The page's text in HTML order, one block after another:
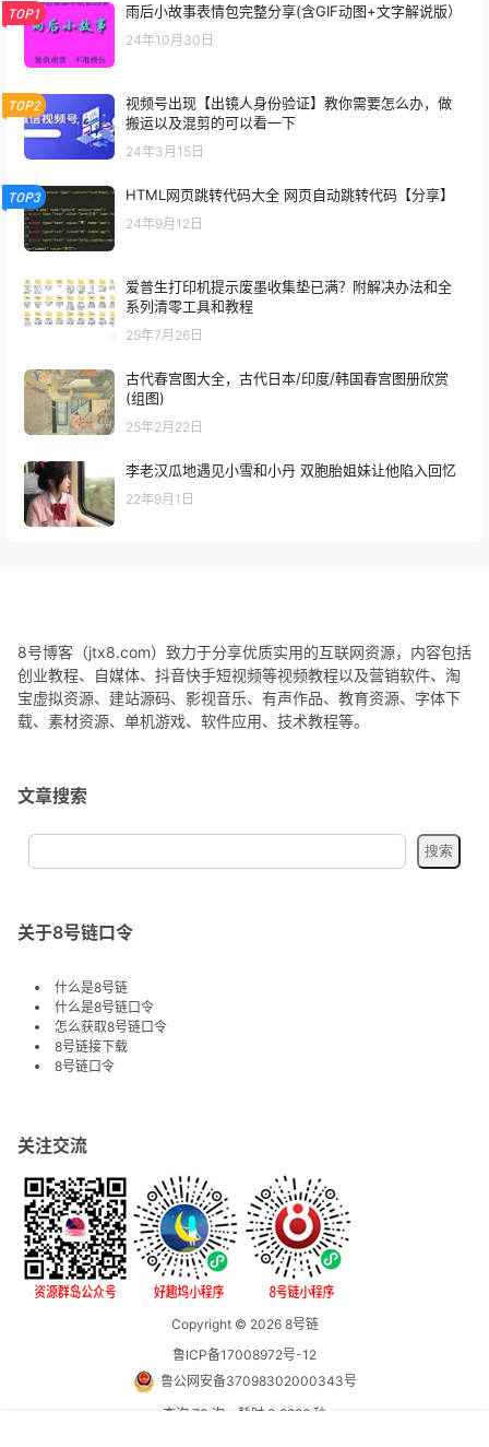
TOP1 雨后小故事表情包完整分享(含GIF动图+文字解说版）
24年10月30日
TOP2
视频号出现【出镜人身份验证】教你需要怎么办，做
搬运以及混剪的可以看一下
24年3月15日
TOP3 HTML网页跳转代码大全 网页自动跳转代码【分享】
24年9月12日
爱普生打印机提示废墨收集垫已满？附解决办法和全
系列清零工具和教程
25年7月26日
古代春宫图大全，古代日本/印度/韩国春宫图册欣赏
(组图)
25年2月22日
李老汉瓜地遇见小雪和小丹 双胞胎姐妹让他陷入回忆
22年9月1日
8号博客（jtx8.com）致力于分享优质实用的互联网资源，内容包括
创业教程、自媒体、抖音快手短视频等视频教程以及营销软件、淘
宝虚拟资源、建站源码、影视音乐、有声作品、教育资源、字体下
载、素材资源、单机游戏、软件应用、技术教程等。
文章搜索
关于8号链口令
什么是8号链
什么是8号链口令
怎么获取8号链口令
8号链接下载
8号链口令
关注交流
Copyright © 20268号链
鲁ICP备17008972号-12
鲁公网安备37098302000343号
查询 73 次，耗时 0.2886 秒